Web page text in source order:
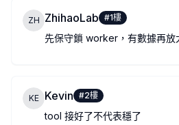
ZH ZhihaoLab #1樓
先保守鎖 worker，有數據再放
KE Kevin #2樓
tool 接好了不代表穩了